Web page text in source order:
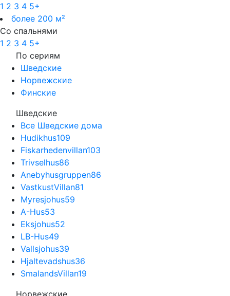
1 2 3 4 5+
более 200 м²
Со спальнями
1 2 3 4 5+
По сериям
Шведские
Норвежские
Финские
Шведские
Все Шведские дома
Hudikhus109
Fiskarhedenvillan103
Trivselhus86
Anebyhusgruppen86
VastkustVillan81
Myresjohus59
A-Hus53
Eksjohus52
LB-Hus49
Vallsjohus39
Hjaltevadshus36
SmalandsVillan19
Норвежские